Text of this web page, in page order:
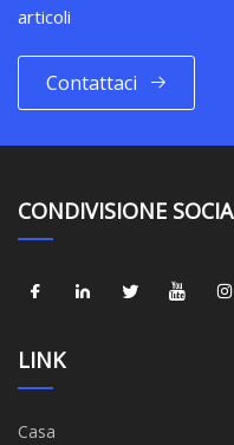
articoli
Contattaci
CONDIVISIONE
LINK
Casa